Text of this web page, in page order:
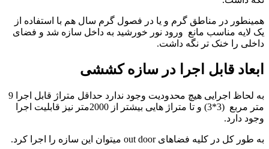
همینطور در مناطق گرم و یا در فصول گرم سال هم با استفاده از
یک لایه مناسب مانع ورود نور خورشید به داخل سازه شد و فضای
داخلی را خنک تر نگه داشت.
ابعاد قابل اجرا در سازه کششی
به لحاظ اجرایی هیچ محدودیت وجود ندارد حداقل متراژ قابل اجرا 9
متر مربع (3*3) و تا متراژ هایی بیشتر از 2000متر نیز قابلیت اجرا
وجود دارد.
به طور کل در کلیه فضاهای out door میتوان این سازه را اجرا کرد.